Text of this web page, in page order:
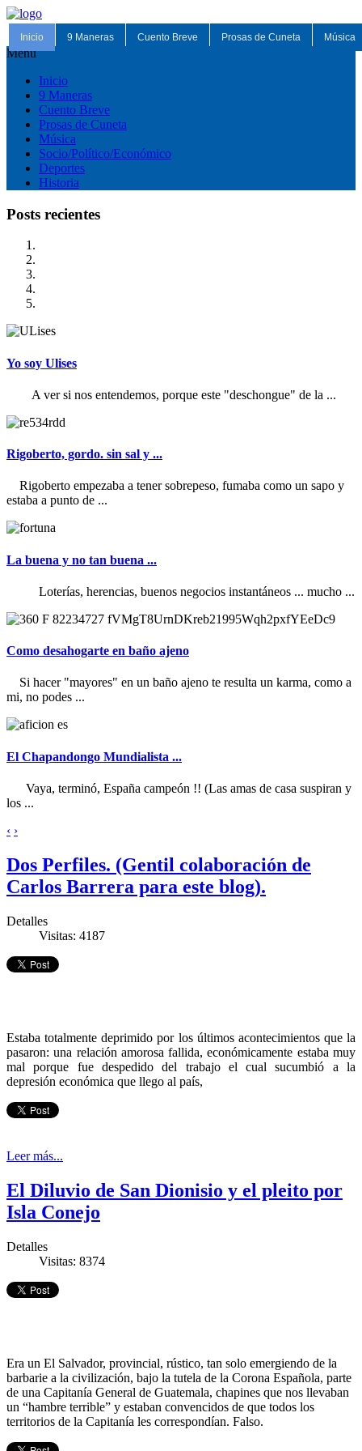
Inicio 9 Maneras Cuento Breve Prosas de Cuneta Música
Menu
Inicio
9 Maneras
Cuento Breve
Prosas de Cuneta
Música
Socio/Político/Económico
Deportes
Historia
Posts recientes
Yo soy Ulises
A ver si nos entendemos, porque este "deschongue" de la ...
Rigoberto, gordo. sin sal y ...
Rigoberto empezaba a tener sobrepeso, fumaba como un sapo y
estaba a punto de ...
La buena y no tan buena ...
Loterías, herencias, buenos negocios instantáneos ... mucho ...
Como desahogarte en baño ajeno
Si hacer "mayores" en un baño ajeno te resulta un karma, como a
mi, no podes ...
El Chapandongo Mundialista ...
Vaya, terminó, España campeón !! (Las amas de casa suspiran y
los ...
‹ ›
Dos Perfiles. (Gentil colaboración de
Carlos Barrera para este blog).
Detalles
Visitas: 4187
Estaba totalmente deprimido por los últimos acontecimientos que la
pasaron: una relación amorosa fallida, económicamente estaba muy
mal porque fue despedido del trabajo el cual sucumbió a la
depresión económica que llego al país,
Leer más...
El Diluvio de San Dionisio y el pleito por
Isla Conejo
Detalles
Visitas: 8374
Era un El Salvador, provincial, rústico, tan solo emergiendo de la
barbarie a la civilización, bajo la tutela de la Corona Española, parte
de una Capitanía General de Guatemala, chapines que nos llevaban
un “hambre terrible” y estaban convencidos de que todos los
territorios de la Capitanía les correspondían. Falso.